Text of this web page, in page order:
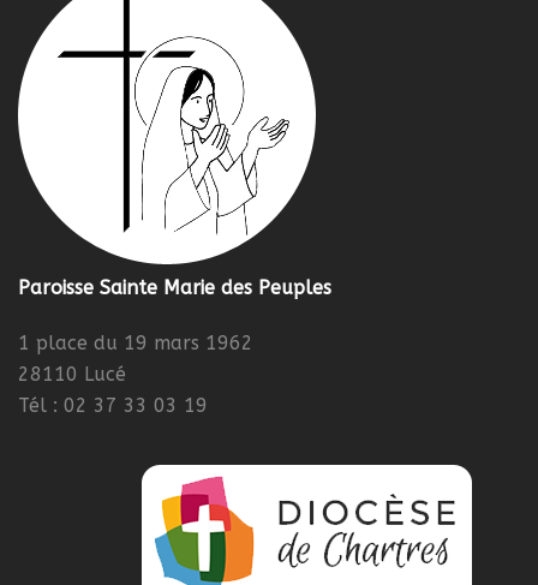
Paroisse Sainte Marie des Peuples
1 place du 19 mars 1962
28110 Lucé
Tél : 02 37 33 03 19